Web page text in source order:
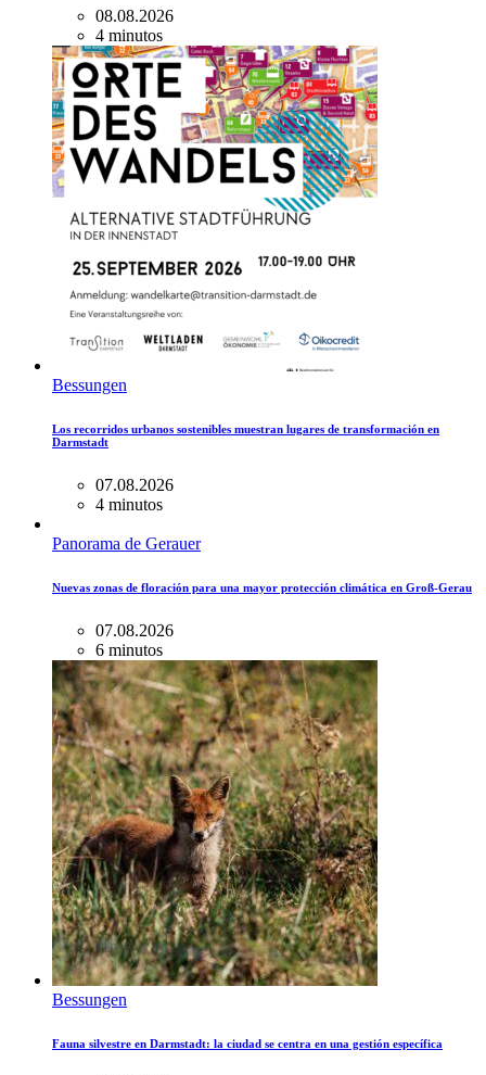
08.08.2026
4 minutos
Bessungen
Los recorridos urbanos sostenibles muestran lugares de transformación en
Darmstadt
07.08.2026
4 minutos
Panorama de Gerauer
Nuevas zonas de floración para una mayor protección climática en Groß-Gerau
07.08.2026
6 minutos
Bessungen
Fauna silvestre en Darmstadt: la ciudad se centra en una gestión específica